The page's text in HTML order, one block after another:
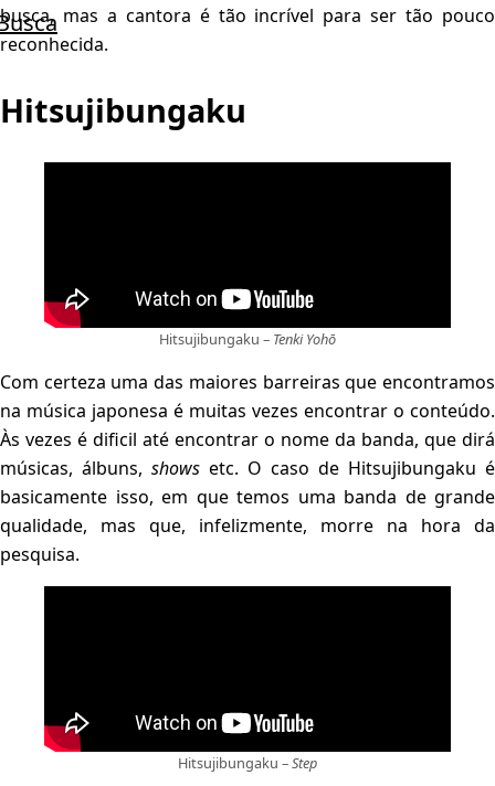
busca, mas a cantora é tão incrível para ser tão pouco
reconhecida.
Hitsujibungaku
Hitsujibungaku – Tenki Yohō
Com certeza uma das maiores barreiras que encontramos
na música japonesa é muitas vezes encontrar o conteúdo.
Às vezes é dificil até encontrar o nome da banda, que dirá
músicas, álbuns, shows etc. O caso de Hitsujibungaku é
basicamente isso, em que temos uma banda de grande
qualidade, mas que, infelizmente, morre na hora da
pesquisa.
Hitsujibungaku –Step